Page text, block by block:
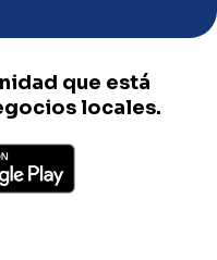
que está
locales.